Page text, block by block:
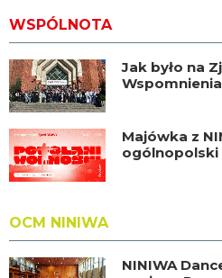
WSPÓLNOTA
Jak było na
Majówka z
ogólnopolski
OCM NINIWA
NINIWA